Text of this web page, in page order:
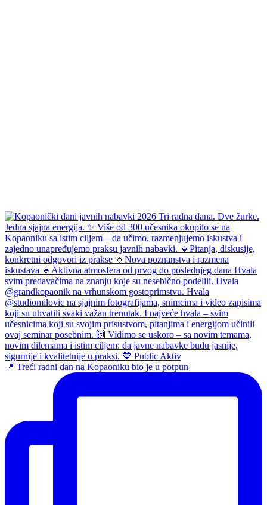
📍 Treći radni dan na Kopaoniku bio je u potpun